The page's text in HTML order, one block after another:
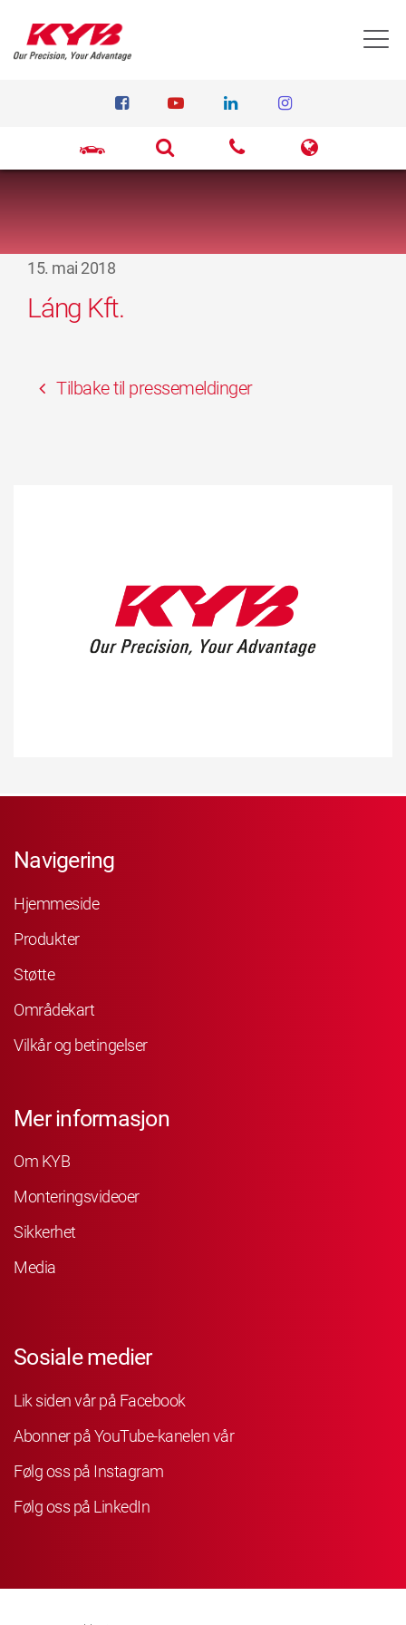
15. mai 2018
Láng Kft.
Tilbake til pressemeldinger
Navigering
Hjemmeside
Produkter
Støtte
Områdekart
Vilkår og betingelser
Mer informasjon
Om KYB
Monteringsvideoer
Sikkerhet
Media
Sosiale medier
Lik siden vår på Facebook
Abonner på YouTube-kanelen vår
Følg oss på Instagram
Følg oss på LinkedIn